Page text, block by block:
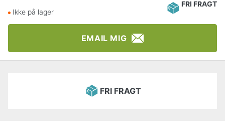
Ikke på lager
FRI FRAGT
EMAIL MIG
FRI FRAGT